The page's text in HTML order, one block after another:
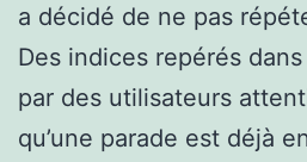
a décidé de ne pas
Des indices repérés
par des utilisateurs
qu’une parade est déjà